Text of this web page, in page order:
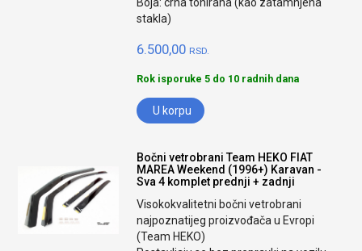
stakla)
6.500,00 RSD.
Rok isporuke 5 do 10 radnih dana
U korpu
Bočni vetrobrani Team HEKO FIAT
MAREA Weekend (1996+) Karavan -
Sva 4 komplet prednji + zadnji
Visokokvalitetni bočni vetrobrani
najpoznatijeg proizvođača u Evropi
(Team HEKO)